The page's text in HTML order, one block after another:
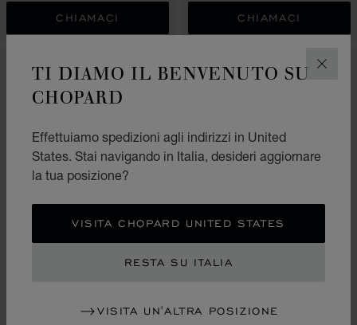
TI DIAMO IL BENVENUTO SU
CHOPARD
Effettuiamo spedizioni agli indirizzi in United
States. Stai navigando in Italia, desideri aggiornare
la tua posizione?
VISITA CHOPARD UNITED STATES
RESTA SU ITALIA
VISITA UN'ALTRA POSIZIONE
CHIAMACI CHIAMACI
VAI ALLA SLIDE 1
VAI ALLA SLIDE 2
VÉTIVER D’HAÏTI AU THÉ
VAI ALLA SLIDE
VAI ALLA
€ 316